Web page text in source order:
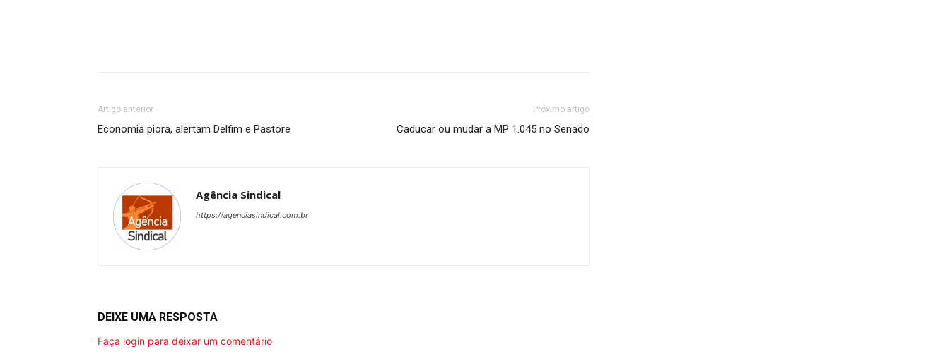
Artigo anterior
Economia piora, alertam Delfim e Pastore
Próximo artigo
Caducar ou mudar a MP 1.045 no Senado
Agência Sindical
https://agenciasindical.com.br
DEIXE UMA RESPOSTA
Faça login para deixar um comentário